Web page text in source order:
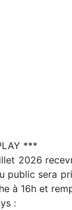
***
2026
sera
à 16h et
: